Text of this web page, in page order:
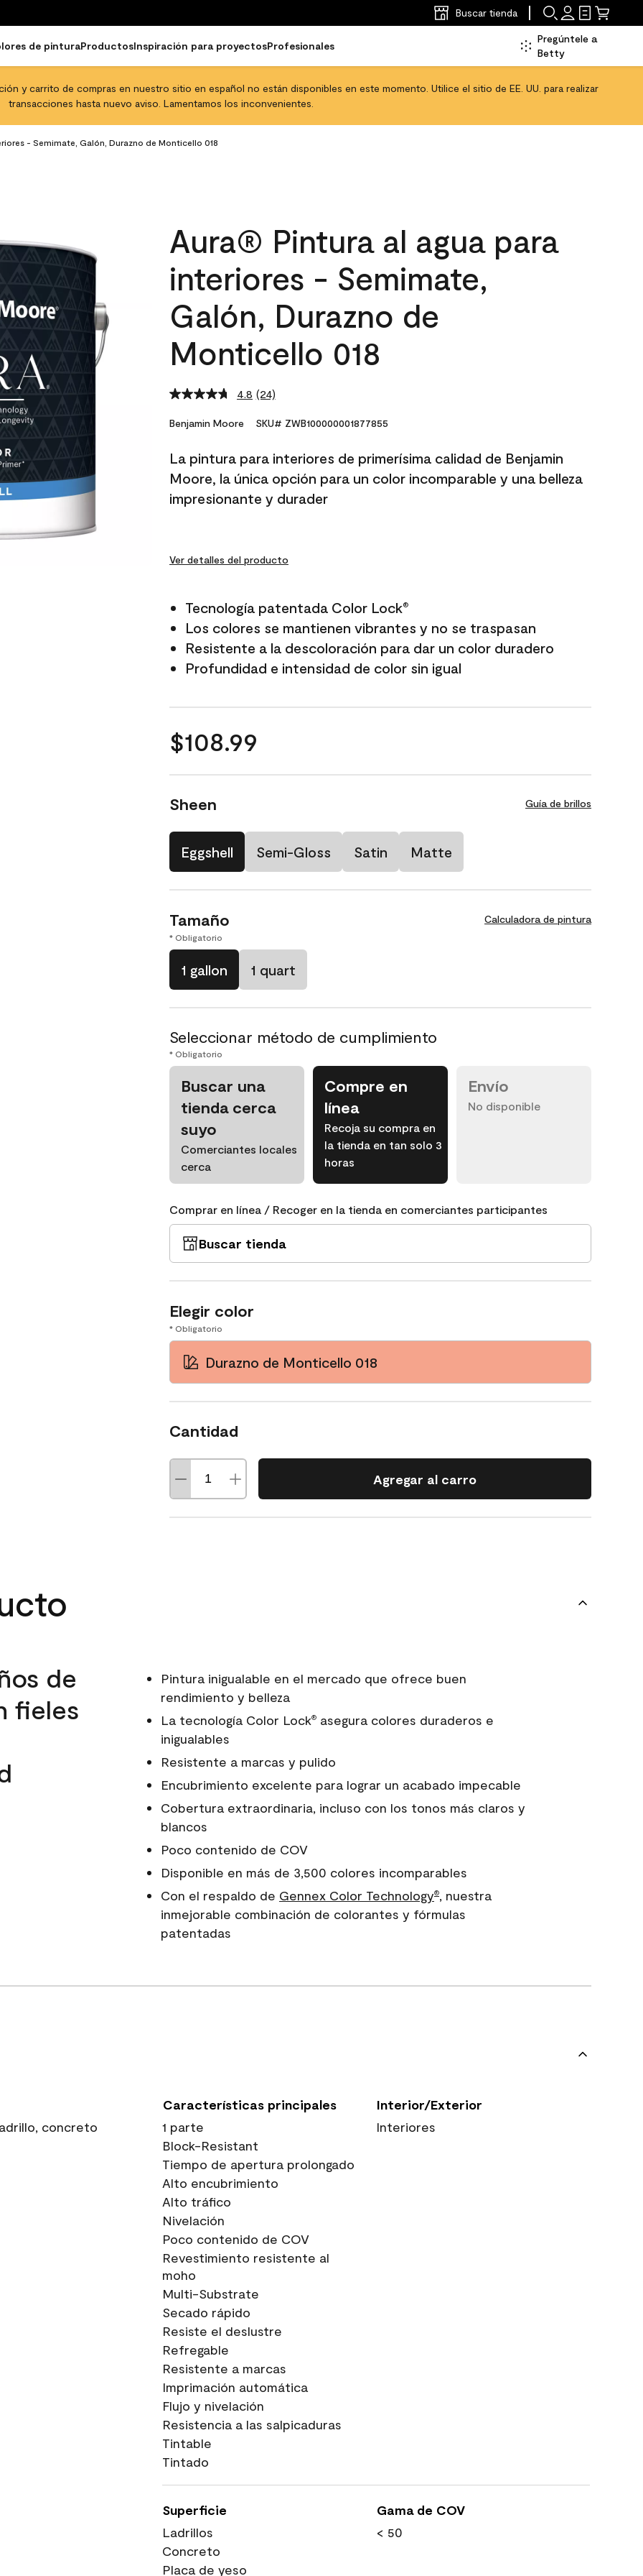
Buscar tienda
de pinturaProductosInspiración para proyectosProfesionales
Pregúntele a
Betty
y carrito de compras en nuestro sitio en español no están disponibles en este momento. Utilice el sitio de EE. UU. para realizar
transacciones hasta nuevo aviso. Lamentamos los inconvenientes.
- Semimate, Galón, Durazno de Monticello 018
Aura® Pintura al agua para
interiores - Semimate,
Galón, Durazno de
Monticello 018
4.8 Read
Reviews.
link.
(24)
Benjamin Moore SKU# ZWB100000001877855
La pintura para interiores de primerísima calidad de Benjamin
Moore, la única opción para un color incomparable y una belleza
impresionante y durader
Ver detalles del producto
Tecnología patentada Color Lock®
Los colores se mantienen vibrantes y no se traspasan
Resistente a la descoloración para dar un color duradero
Profundidad e intensidad de color sin igual
$108.99
Sheen Guía de brillos
Eggshell Semi-Gloss Satin Matte
Tamaño Calculadora de pintura
* Obligatorio
1 gallon 1 quart
Seleccionar método de cumplimiento
* Obligatorio
Buscar una
tienda cerca
suyo
Comerciantes locales
cerca
Compre en
línea
Recoja su compra en
la tienda en tan solo 3
horas
Envío
No disponible
Comprar en línea / Recoger en la tienda en comerciantes participantes
Buscar tienda
Elegir color
* Obligatorio
Durazno de Monticello 018
Cantidad
Agregar al carro
de
fieles
Pintura inigualable en el mercado que ofrece buen
rendimiento y belleza
La tecnología Color Lock®asegura colores duraderos e
inigualables
Resistente a marcas y pulido
Encubrimiento excelente para lograr un acabado impecable
Cobertura extraordinaria, incluso con los tonos más claros y
blancos
Poco contenido de COV
Disponible en más de 3,500 colores incomparables
Con el respaldo de Gennex Color Technology®, nuestra
inmejorable combinación de colorantes y fórmulas
patentadas
concreto
Características principales
1 parte
Block-Resistant
Tiempo de apertura prolongado
Alto encubrimiento
Alto tráfico
Nivelación
Poco contenido de COV
Revestimiento resistente al
moho
Multi-Substrate
Secado rápido
Resiste el deslustre
Refregable
Resistente a marcas
Imprimación automática
Flujo y nivelación
Resistencia a las salpicaduras
Tintable
Tintado
Interior/Exterior
Interiores
Superficie
Ladrillos
Concreto
Placa de yeso
Gama de COV
< 50